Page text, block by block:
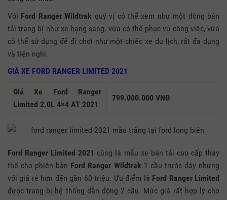
Với Ford Ranger Wildtrak quý vị có thể xem như một dòng bán
tải trang bị như xe hạng sang, vừa có thể phục vụ công việc, vừa
có thể sử dụng để đi chơi như một chiếc xe du lịch, rất đa dụng
và tiện nghi.
GIÁ XE FORD RANGER LIMITED 2021
Giá Xe Ford Ranger
Limited 2.0L 4×4 AT 2021
799.000.000 VNĐ
Ford Ranger Limited 2021 cũng là mẫu xe bán tải cao cấp thay
thế cho phiên bản Ford Ranger Wildtrak 1 cầu trước đây nhưng
với giá rẻ hơn đến gần 60 triệu. Ưu điểm là Ford Ranger Limited
được trang bị hệ thống dẫn động 2 cầu. Mức giá rất hợp lý cho